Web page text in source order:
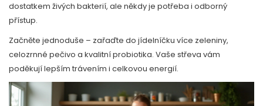
dostatkem živých bakterií, ale někdy je potřeba i odborný
přístup.
Začněte jednoduše – zařaďte do jídelníčku více zeleniny,
celozrnné pečivo a kvalitní probiotika. Vaše střeva vám
poděkují lepším trávením i celkovou energií.